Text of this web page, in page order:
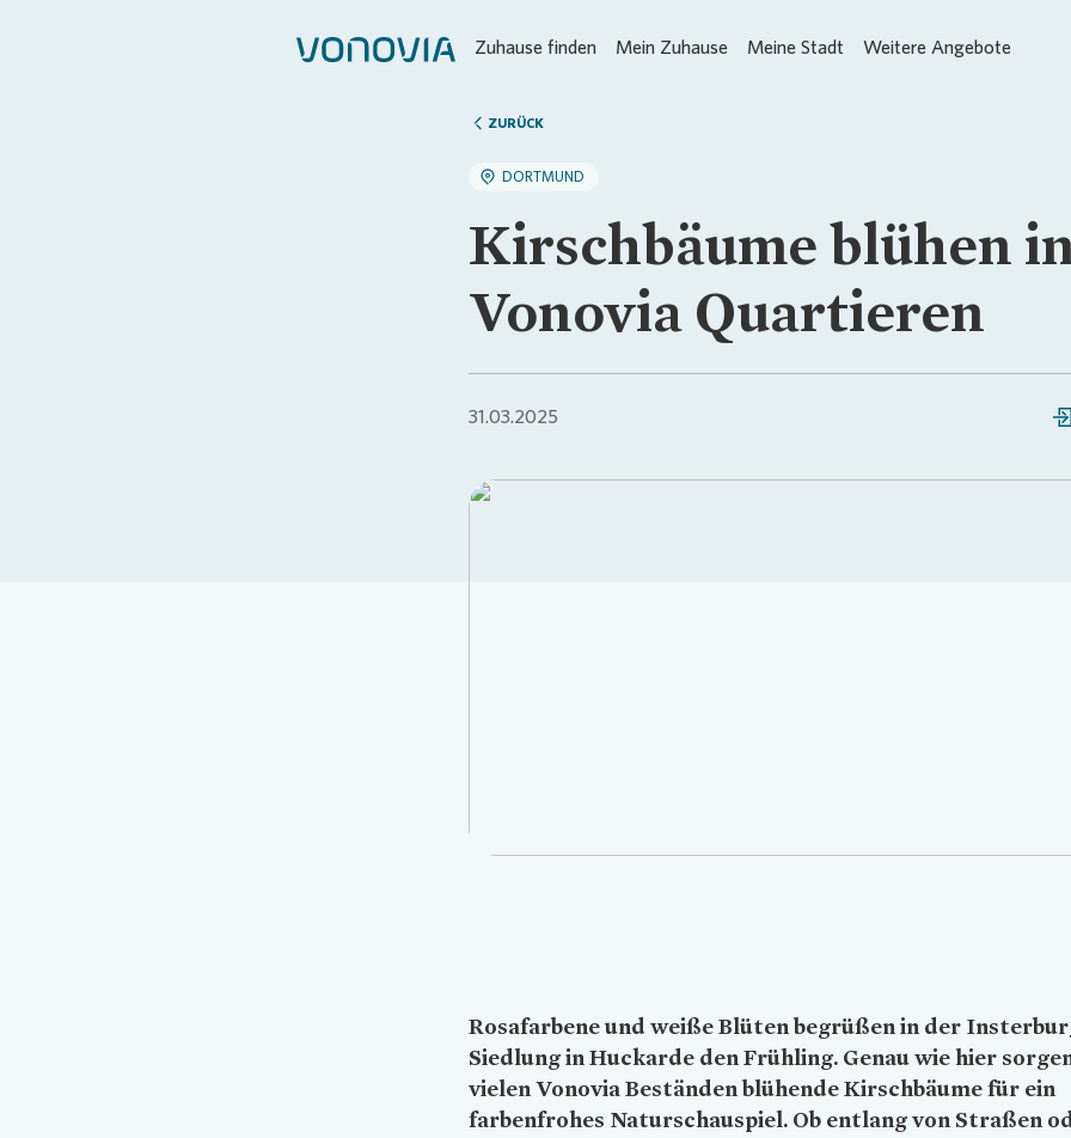
Zuhause finden Mein Zuhause Meine Stadt Weitere Angebote
ZURÜCK
DORTMUND
Kirschbäume blühen
Vonovia Quartieren
31.03.2025
Rosafarbene und weiße Blüten begrüßen in der
Siedlung in Huckarde den Frühling. Genau wie hier
vielenVonoviaBeständen blühende Kirschbäume für ein
farbenfrohes Naturschauspiel. Ob entlang von Straßen